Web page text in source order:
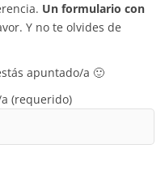
Un formulario con
Y no te olvides de
apuntado/a 🙂
(requerido)